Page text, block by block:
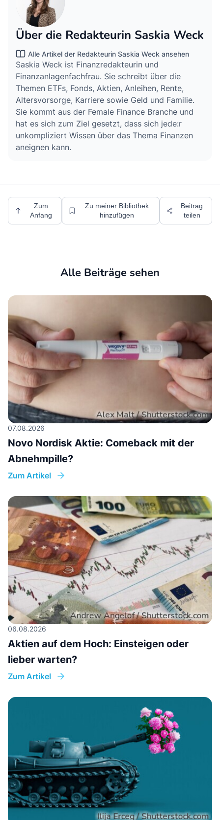
Über die Redakteurin Saskia Weck
Alle Artikel der Redakteurin Saskia Weck ansehen
Saskia Weck ist Finanzredakteurin und
Finanzanlagenfachfrau. Sie schreibt über die
Themen ETFs, Fonds, Aktien, Anleihen, Rente,
Altersvorsorge, Karriere sowie Geld und Familie.
Sie kommt aus der Female Finance Branche und
hat es sich zum Ziel gesetzt, dass sich jede:r
unkompliziert Wissen über das Thema Finanzen
aneignen kann.
Zum
Anfang
Zu meiner Bibliothek
hinzufügen
Beitrag
teilen
Alle Beiträge sehen
07.08.2026
Novo Nordisk Aktie: Comeback mit der
Abnehmpille?
Zum Artikel
06.08.2026
Aktien auf dem Hoch: Einsteigen oder
lieber warten?
Zum Artikel